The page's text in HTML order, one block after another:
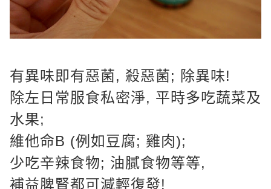
有異味即有惡菌, 殺惡菌; 除異味!
除左日常服食私密淨, 平時多吃蔬菜及
水果;
維他命B (例如豆腐; 雞肉);
少吃辛辣食物; 油膩食物等等,
補益脾腎都可減輕復發!